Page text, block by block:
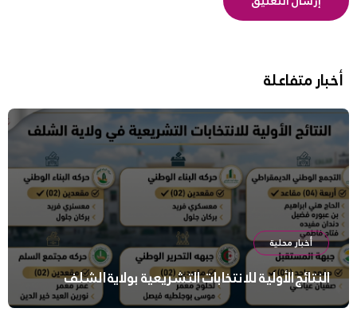
أخبار متفاعلة
أخبار محلية
النتائج الأولية للانتخابات التشريعية بولاية الشلف